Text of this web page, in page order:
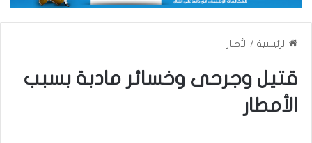
الرئيسية / الأخبار
قتيل وجرحى وخسائر مادبة بسبب
الأمطار